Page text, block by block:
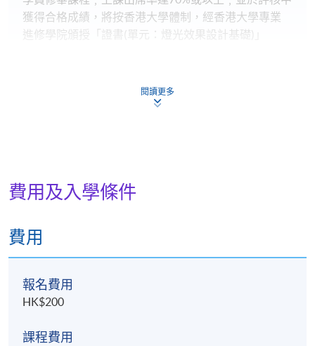
獲得合格成績，將按香港大學體制，經香港大學專業
進修學院頒授「證書(單元：燈光效果設計基礎)」
講授: 30小時;作業展示及口頭報告：6小時
現時接受報名
日期 / 時間
地點
閱讀更多
費用及入學條件
費用
報名費用
HK$200
課程費用